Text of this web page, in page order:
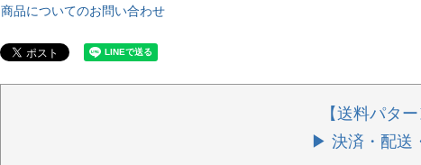
商品についてのお問い合わせ
【送料パタ
▶ 決済・配送